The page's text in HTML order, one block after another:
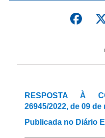
RESPOSTA À
26945/2022, de 09 de
Publicada no Diário